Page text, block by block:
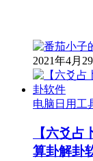
2021年4月
电脑日用工
【六爻
算卦解卦